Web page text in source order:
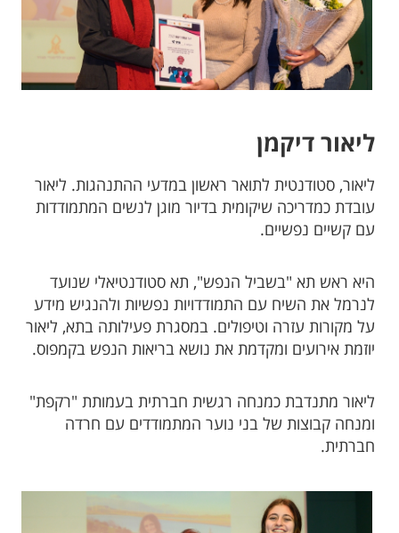
ליאור דיקמן
ליאור, סטודנטית לתואר ראשון במדעי ההתנהגות. ליאור
עובדת כמדריכה שיקומית בדיור מוגן לנשים המתמודדות
עם קשיים נפשיים.
היא ראש תא "בשביל הנפש", תא סטודנטיאלי שנועד
לנרמל את השיח עם התמודדויות נפשיות ולהנגיש מידע
על מקורות עזרה וטיפולים. במסגרת פעילותה בתא, ליאור
יוזמת אירועים ומקדמת את נושא בריאות הנפש בקמפוס.
ליאור מתנדבת כמנחה רגשית חברתית בעמותת "רקפת"
ומנחה קבוצות של בני נוער המתמודדים עם חרדה
חברתית.​